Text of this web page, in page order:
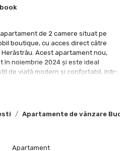
Apartamente de vânzare
de 2 camere situat pe
boutique, cu acces direct către
Acest apartament nou,
în noiembrie 2024 și este ideal
de viață modern și confortabil, într-
de 4 mp
termostat de ambient în living și
Apartament